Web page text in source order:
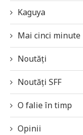
Kaguya
Mai cinci minute
Noutăți
Noutăți SFF
O falie în timp
Opinii